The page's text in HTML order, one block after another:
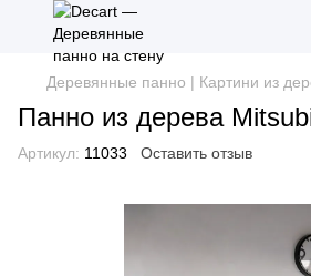
Деревянные панно | Картини из
Панно из дерева
Артикул: 11033 Оставить отзыв